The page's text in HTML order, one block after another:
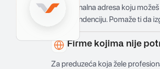
Profesionalna adresa koju
korespondenciju. Pomaže ti da
Firme kojima nije
Za preduzeća koja žele